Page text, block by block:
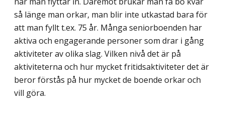
så länge man orkar, man blir inte utkastad bara för
att man fyllt t.ex. 75 år. Många seniorboenden har
aktiva och engagerande personer som drar i gång
aktiviteter av olika slag. Vilken nivå det är på
aktiviteterna och hur mycket fritidsaktiviteter det är
beror förstås på hur mycket de boende orkar och
vill göra.